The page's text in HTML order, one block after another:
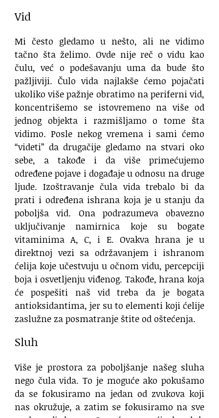
Vid
Mi često gledamo u nešto, ali ne vidimo
tačno šta želimo. Ovde nije reč o vidu kao
čulu, već o podešavanju uma da bude što
pažljiviji. Čulo vida najlakše ćemo pojačati
ukoliko više pažnje obratimo na periferni vid,
koncentrišemo se istovremeno na više od
jednog objekta i razmišljamo o tome šta
vidimo. Posle nekog vremena i sami ćemo
“videti” da drugačije gledamo na stvari oko
sebe, a takođe i da više primećujemo
određene pojave i događaje u odnosu na druge
ljude. Izoštravanje čula vida trebalo bi da
prati i određena ishrana koja je u stanju da
poboljša vid. Ona podrazumeva obavezno
uključivanje namirnica koje su bogate
vitaminima A, C, i E. Ovakva hrana je u
direktnoj vezi sa održavanjem i ishranom
ćelija koje učestvuju u očnom vidu, percepciji
boja i osvetljenju viđenog. Takođe, hrana koja
će pospešiti naš vid treba da je bogata
antioksidantima, jer su to elementi koji ćelije
zaslužne za posmatranje štite od oštećenja.
Sluh
Više je prostora za poboljšanje našeg sluha
nego čula vida. To je moguće ako pokušamo
da se fokusiramo na jedan od zvukova koji
nas okružuje, a zatim se fokusiramo na sve